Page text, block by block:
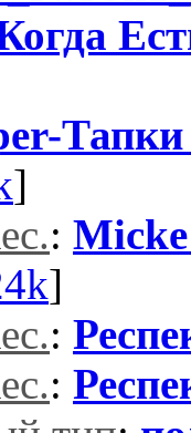
]
:
]
:
: